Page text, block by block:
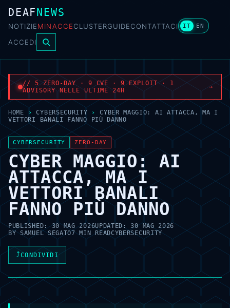
DEAFNEWS
NOTIZIEMINACCECLUSTERGUIDECONTATTACI IT EN
ACCEDI
// 5 ZERO-DAY · 9 CVE · 9 EXPLOIT · 1
ADVISORY NELLE ULTIME 24H
→
HOME › CYBERSECURITY ›
CYBER MAGGIO: AI ATTACCA, MA I
VETTORI BANALI FANNO PIÙ DANNO
CYBERSECURITY ZERO-DAY
CYBER MAGGIO: AI
ATTACCA, MA I
VETTORI BANALI
FANNO PIÙ DANNO
PUBLISHED:30 MAG 2026UPDATED:30 MAG 2026
BYSAMUEL SEGATO7 MIN READCYBERSECURITY
⤴CONDIVIDI